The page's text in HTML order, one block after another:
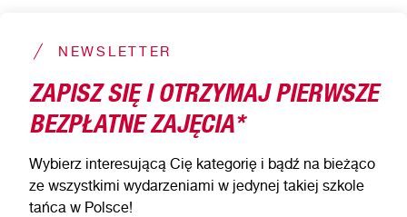
NEWSLETTER
ZAPISZ SIĘ I OTRZYMAJ PIERWSZE
BEZPŁATNE ZAJĘCIA*
Wybierz interesującą Cię kategorię i bądź na bieżąco
ze wszystkimi wydarzeniami w jedynej takiej szkole
tańca w Polsce!